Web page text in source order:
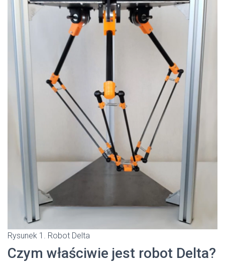
Rysunek 1. Robot Delta
Czym właściwie jest robot Delta?